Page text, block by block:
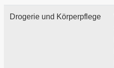
Drogerie und Körperpflege